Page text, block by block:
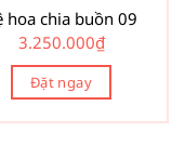
hoa chia buồn 09
3.250.000₫
Đặt ngay